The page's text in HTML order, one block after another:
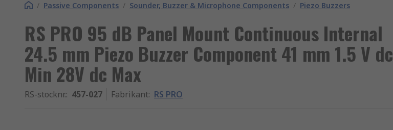
/ Passive Components / Sounder, Buzzer & Microphone Components / Piezo Buzzers
RS PRO 95 dB Panel Mount Continuous Internal
24.5 mm Piezo Buzzer Component 41 mm 1.5 V dc
Min 28V dc Max
RS-stocknr.: 457-027 Fabrikant: RS PRO